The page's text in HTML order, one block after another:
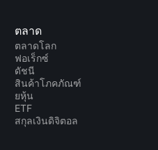
ตลาด
ตลาดโลก
ฟอเร็กซ์
ดัชนี
สินค้าโภคภัณฑ์
ยหุ้น
ETF
สกุลเงินดิจิตอล